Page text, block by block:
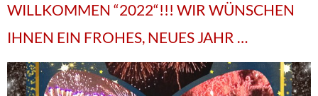
WILLKOMMEN “2022“!!! WIR WÜNSCHEN
IHNEN EIN FROHES, NEUES JAHR …